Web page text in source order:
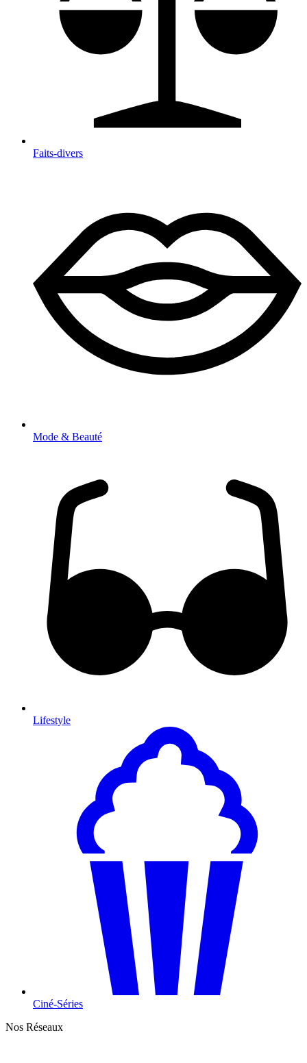
Faits-divers
Mode & Beauté
Lifestyle
Ciné-Séries
Nos Réseaux